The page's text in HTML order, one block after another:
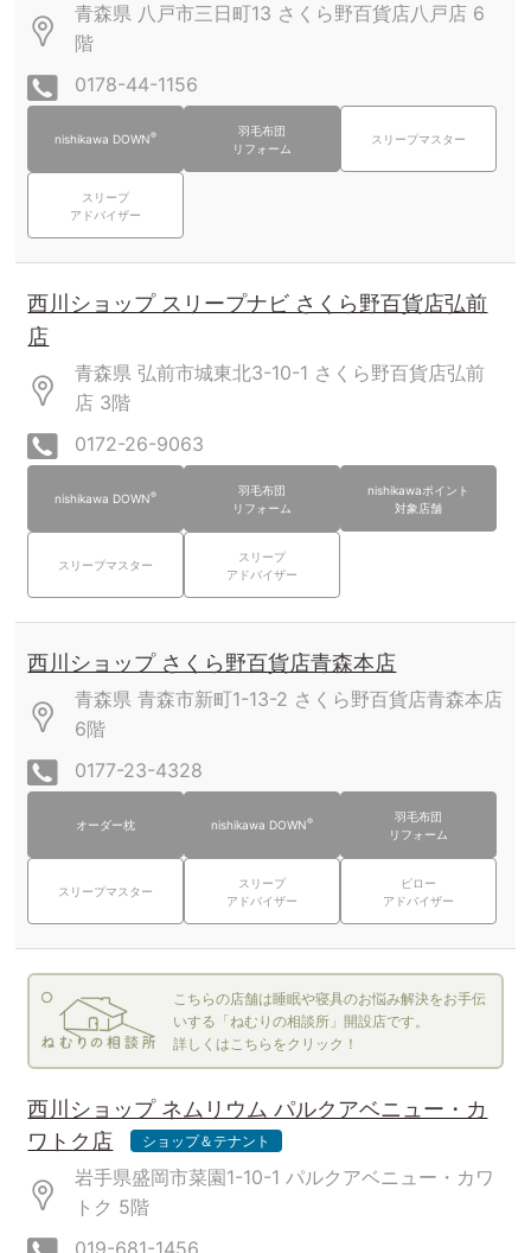
青森県 八戸市三日町13 さくら野百貨店八戸店 6
階
0178-44-1156
nishikawa DOWN®
羽毛布団
リフォーム
スリープマスター
スリープ
アドバイザー
西川ショップ スリープナビ さくら野百貨店弘前
店
青森県 弘前市城東北3-10-1 さくら野百貨店弘前
店 3階
0172-26-9063
nishikawa DOWN®
羽毛布団
リフォーム
nishikawaポイント
対象店舗
スリープマスター
スリープ
アドバイザー
西川ショップ さくら野百貨店青森本店
青森県 青森市新町1-13-2 さくら野百貨店青森本店
6階
0177-23-4328
オーダー枕 nishikawa DOWN®
羽毛布団
リフォーム
スリープマスター
スリープ
アドバイザー
ピロー
アドバイザー
こちらの店舗は睡眠や寝具のお悩み解決をお手伝
いする「ねむりの相談所」開設店です。
詳しくはこちらをクリック！
西川ショップ ネムリウム パルクアベニュー・カ
ワトク店
ショップ＆テナント
岩手県盛岡市菜園1-10-1 パルクアベニュー・カワ
トク 5階
019-681-1456